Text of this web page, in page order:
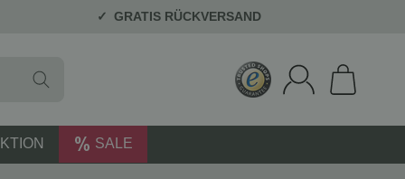
GRATIS RÜCKVERSAND
SALE